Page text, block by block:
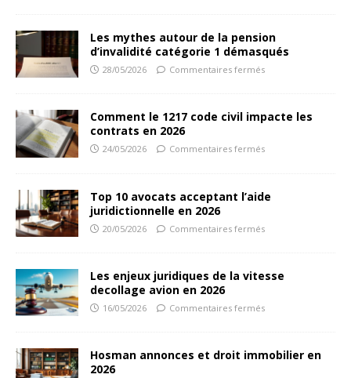
Les mythes autour de la pension
d’invalidité catégorie 1 démasqués
28/05/2026 Commentaires fermés
Comment le 1217 code civil impacte les
contrats en 2026
24/05/2026 Commentaires fermés
Top 10 avocats acceptant l’aide
juridictionnelle en 2026
20/05/2026 Commentaires fermés
Les enjeux juridiques de la vitesse
decollage avion en 2026
16/05/2026 Commentaires fermés
Hosman annonces et droit immobilier en
2026